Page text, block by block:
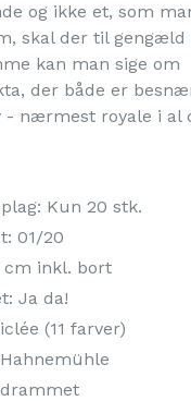
og ikke et, som
skal der til gengæld
kan man sige om
der både er
- nærmest royale i al
Kun 20 stk.
01/20
cm inkl. bort
Ja da!
(11 farver)